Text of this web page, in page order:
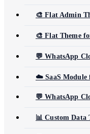
🎨 Flat Admin
🎨 Flat Theme
💬 WhatsApp
☁️ SaaS Module
💬 WhatsApp
📊 Custom Data